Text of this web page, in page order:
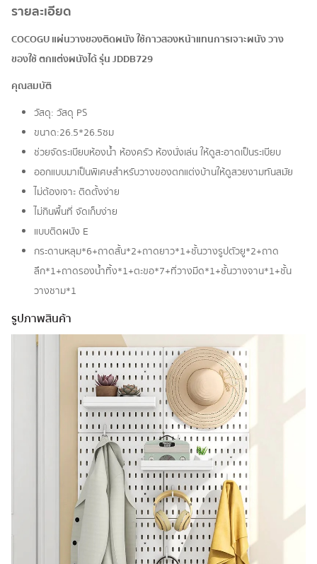
รายละเอียด
COCOGU แผ่นวางของติดผนัง ใช้กาวสองหน้าแทนการเจาะผนัง วาง
ของใช้ ตกแต่งผนังได้ รุ่น JDDB729
คุณสมบัติ
วัสดุ: วัสดุ PS
ขนาด:26.5*26.5ซม
ช่วยจัดระเบียบห้องน้ำ ห้องครัว ห้องนั่งเล่น ให้ดูสะอาดเป็นระเบียบ
ออกแบบมาเป็นพิเศษสำหรับวางของตกแต่งบ้านให้ดูสวยงามทันสมัย
ไม่ต้องเจาะ ติดตั้งง่าย
ไม่กินพื้นที่ จัดเก็บง่าย
แบบติดผนัง E
กระดานหลุม*6+ถาดสั้น*2+ถาดยาว*1+ชั้นวางรูปตัวยู*2+ถาด
ลึก*1+ถาดรองน้ำทิ้ง*1+ตะขอ*7+ที่วางมีด*1+ชั้นวางจาน*1+ชั้น
วางชาม*1
รูปภาพสินค้า